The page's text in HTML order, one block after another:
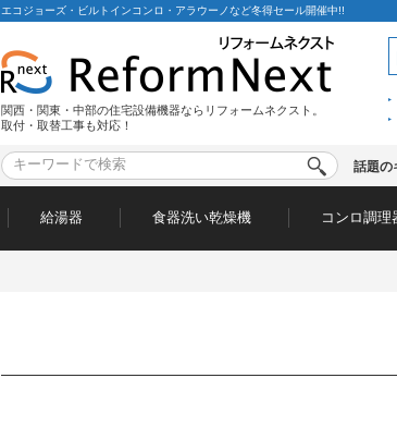
エコジョーズ・ビルトインコンロ・アラウーノなど冬得セール開催中!!
関西・関東・中部の住宅設備機器ならリフォームネクスト。
取付・取替工事も対応！
話題の
給湯器 食器洗い乾燥機 コンロ調理